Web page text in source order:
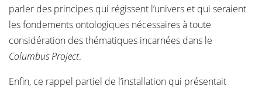
parler des principes qui régissent l’univers et qui seraient
les fondements ontologiques nécessaires à toute
considération des thématiques incarnées dans le
Columbus Project.
Enfin, ce rappel partiel de l’installation qui présentait